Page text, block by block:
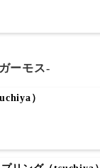
ーモス‐
）